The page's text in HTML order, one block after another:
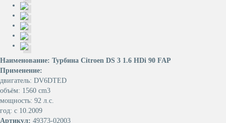
Наименование: Турбина Citroen DS 3 1.6 HDi 90 FAP
Применение:
двигатель: DV6DTED
объём: 1560 cm3
мощность: 92 л.с.
год: с 10.2009
Артикул: 49373-02003